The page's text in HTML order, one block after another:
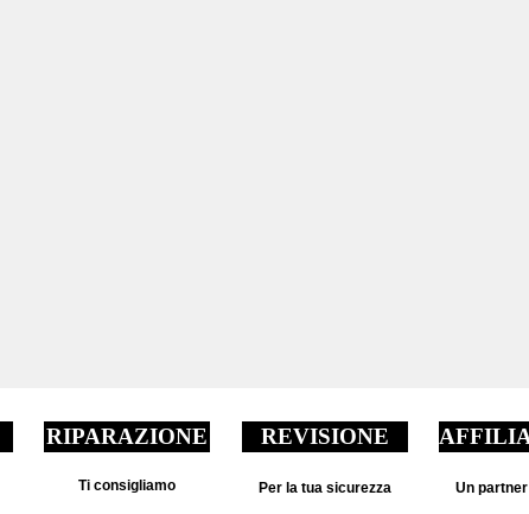
RIPARAZIONE
Ti consigliamo
REVISIONE
Per la tua sicurezza Un